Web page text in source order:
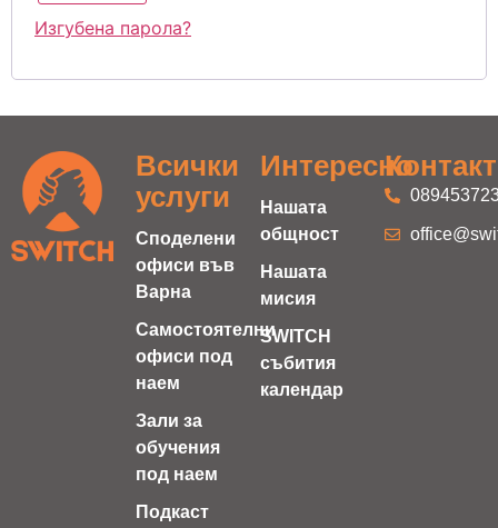
Изгубена парола?
Всички
услуги
Споделени
офиси във
Варна
Самостоятелни
офиси под
наем
Зали за
обучения
под наем
Подкаст
Интересно
Нашата
общност
Нашата
мисия
SWITCH
събития
календар